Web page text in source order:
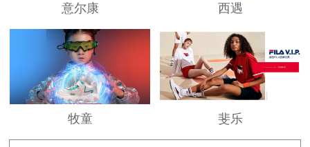
意尔康 西遇
牧童 斐乐